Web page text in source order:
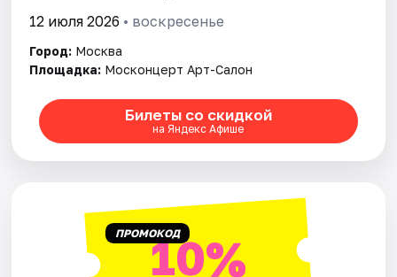
Артисты
Рейтинги
12 июля 2026 • воскресенье
Город: Москва
Площадка: Москонцерт Арт-Салон
Билеты со скидкой
на Яндекс Афише
ПРОМОКОД10%